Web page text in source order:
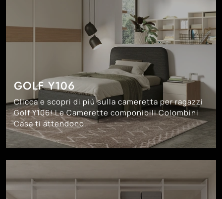
GOLF Y106
Clicca e scopri di più sulla cameretta per ragazzi
Golf Y106! Le Camerette componibili Colombini
Casa ti attendono.